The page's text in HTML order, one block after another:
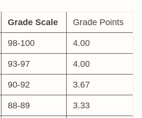
Grade Scale Grade Points
98-100 4.00
93-97 4.00
90-92 3.67
88-89 3.33